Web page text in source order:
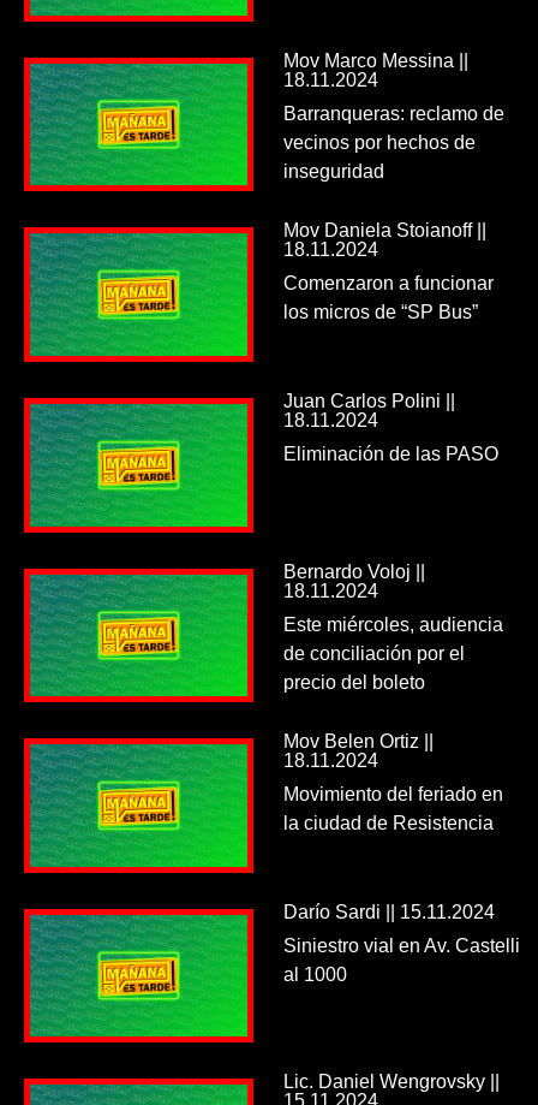
Mov Marco Messina ||
18.11.2024
Barranqueras: reclamo de
vecinos por hechos de
inseguridad
Mov Daniela Stoianoff ||
18.11.2024
Comenzaron a funcionar
los micros de “SP Bus”
Juan Carlos Polini ||
18.11.2024
Eliminación de las PASO
Bernardo Voloj ||
18.11.2024
Este miércoles, audiencia
de conciliación por el
precio del boleto
Mov Belen Ortiz ||
18.11.2024
Movimiento del feriado en
la ciudad de Resistencia
Darío Sardi || 15.11.2024
Siniestro vial en Av. Castelli
al 1000
Lic. Daniel Wengrovsky ||